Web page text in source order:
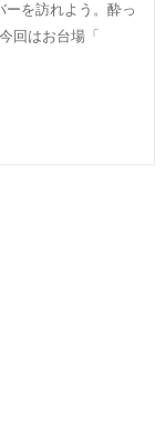
ーを訪れよう。酔っ
回はお台場「